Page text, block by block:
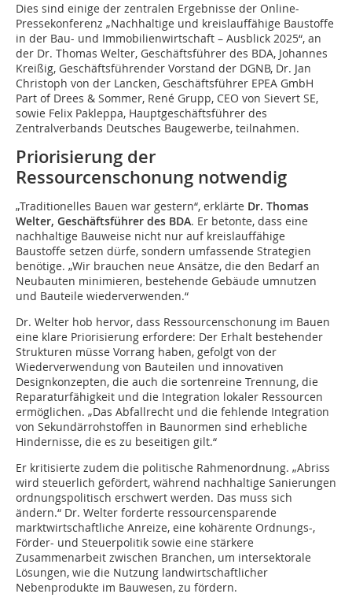
Dies sind einige der zentralen Ergebnisse der Online-
Pressekonferenz „Nachhaltige und kreislauffähige Baustoffe
in der Bau- und Immobilienwirtschaft – Ausblick 2025“, an
der Dr. Thomas Welter, Geschäftsführer des BDA, Johannes
Kreißig, Geschäftsführender Vorstand der DGNB, Dr. Jan
Christoph von der Lancken, Geschäftsführer EPEA GmbH
Part of Drees & Sommer, René Grupp, CEO von Sievert SE,
sowie Felix Pakleppa, Hauptgeschäftsführer des
Zentralverbands Deutsches Baugewerbe, teilnahmen.
Priorisierung der
Ressourcenschonung notwendig
„Traditionelles Bauen war gestern“, erklärte Dr. Thomas
Welter, Geschäftsführer des BDA. Er betonte, dass eine
nachhaltige Bauweise nicht nur auf kreislauffähige
Baustoffe setzen dürfe, sondern umfassende Strategien
benötige. „Wir brauchen neue Ansätze, die den Bedarf an
Neubauten minimieren, bestehende Gebäude umnutzen
und Bauteile wiederverwenden.“
Dr. Welter hob hervor, dass Ressourcenschonung im Bauen
eine klare Priorisierung erfordere: Der Erhalt bestehender
Strukturen müsse Vorrang haben, gefolgt von der
Wiederverwendung von Bauteilen und innovativen
Designkonzepten, die auch die sortenreine Trennung, die
Reparaturfähigkeit und die Integration lokaler Ressourcen
ermöglichen. „Das Abfallrecht und die fehlende Integration
von Sekundärrohstoffen in Baunormen sind erhebliche
Hindernisse, die es zu beseitigen gilt.“
Er kritisierte zudem die politische Rahmenordnung. „Abriss
wird steuerlich gefördert, während nachhaltige Sanierungen
ordnungspolitisch erschwert werden. Das muss sich
ändern.“ Dr. Welter forderte ressourcensparende
marktwirtschaftliche Anreize, eine kohärente Ordnungs-,
Förder- und Steuerpolitik sowie eine stärkere
Zusammenarbeit zwischen Branchen, um intersektorale
Lösungen, wie die Nutzung landwirtschaftlicher
Nebenprodukte im Bauwesen, zu fördern.